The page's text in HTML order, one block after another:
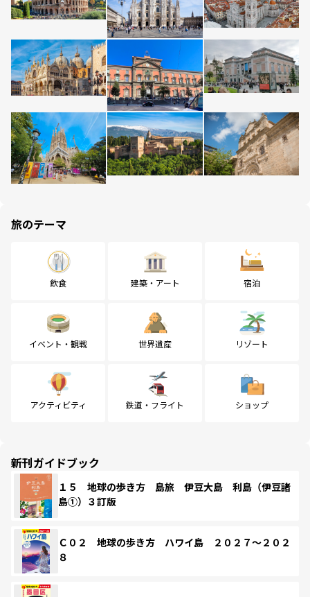
旅のテーマ
飲食 建築・アート 宿泊
イベント・観戦 世界遺産 リゾート
アクティビティ 鉄道・フライト ショップ
新刊ガイドブック
１５ 地球の歩き方 島旅 伊豆大島 利島（伊豆諸
島①）３訂版
Ｃ０２ 地球の歩き方 ハワイ島 ２０２７～２０２
８